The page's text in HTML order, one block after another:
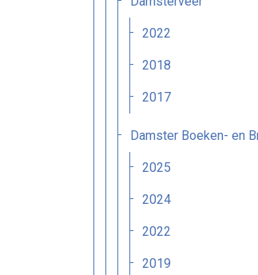
2022
2018
2017
Damster Boeken- en
2025
2024
2022
2019